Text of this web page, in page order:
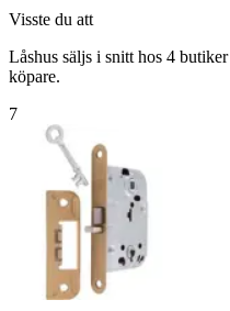
Visste du att
Låshus säljs i snitt hos 4
köpare.
7